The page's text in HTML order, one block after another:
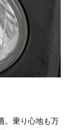
。乗り心地も万